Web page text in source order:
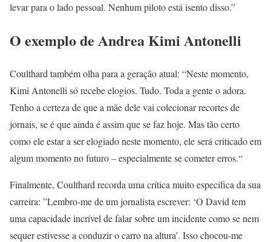
levar para o lado pessoal. Nenhum piloto está isento disso.”
O exemplo de Andrea Kimi Antonelli
Coulthard também olha para a geração atual: “Neste momento,
Kimi Antonelli só recebe elogios. Tudo. Toda a gente o adora.
Tenho a certeza de que a mãe dele vai colecionar recortes de
jornais, se é que ainda é assim que se faz hoje. Mas tão certo
como ele estar a ser elogiado neste momento, ele será criticado em
algum momento no futuro – especialmente se cometer erros.“
Finalmente, Coulthard recorda uma crítica muito específica da sua
carreira: ”Lembro-me de um jornalista escrever: ‘O David tem
uma capacidade incrível de falar sobre um incidente como se nem
sequer estivesse a conduzir o carro na altura’. Isso chocou-me